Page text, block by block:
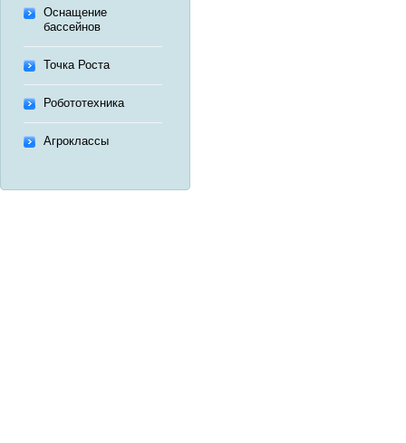
Оснащение
бассейнов
Точка Роста
Робототехника
Агроклассы